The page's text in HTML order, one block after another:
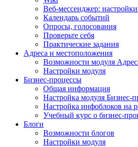
Веб-мессенджер:
Календарь событий
Опросы, голосования
Проверьте себя
Практические задания
Адреса и местоположения
Возможности модуля
Настройки модуля
Бизнес-процессы
Общая информация
Настройка модуля Бизнес-
Настройка инфоблоков на
Учебный курс о бизнес-
Блоги
Возможности блогов
Настройки модуля